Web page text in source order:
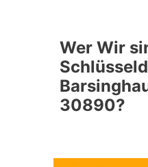
Wer Wir
30890?